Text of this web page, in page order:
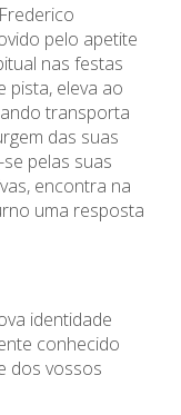
pelo apetite
nas festas
pista, eleva ao
transporta
das suas
pelas suas
encontra na
uma resposta
identidade
conhecido
dos vossos